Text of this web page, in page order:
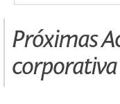
Próximas
corporativa